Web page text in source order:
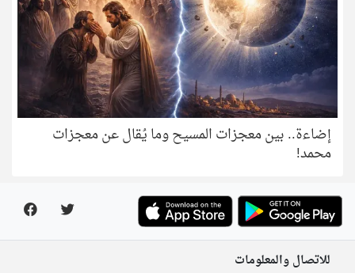
إضاءة.. بين معجزات المسيح وما يُقال عن معجزات
محمد!
للاتصال والمعلومات